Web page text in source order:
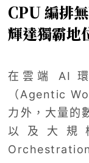
CPU 編排
輝達獨霸地
在雲端 AI
（Agentic
力外，大量的
以及大規
Orchestration